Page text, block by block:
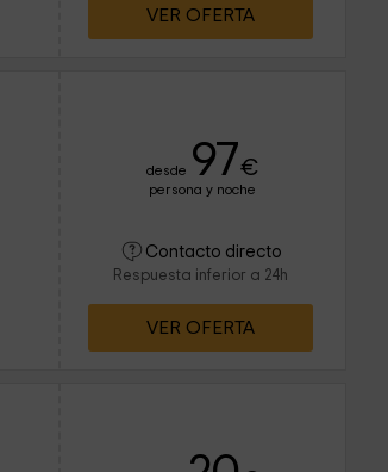
VER OFERTA
desde 97€
persona y noche
Contacto directo
Respuesta inferior a 24h
VER OFERTA